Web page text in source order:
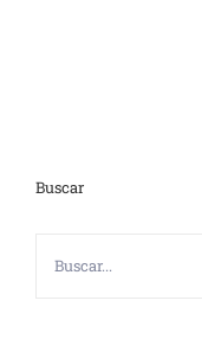
Buscar